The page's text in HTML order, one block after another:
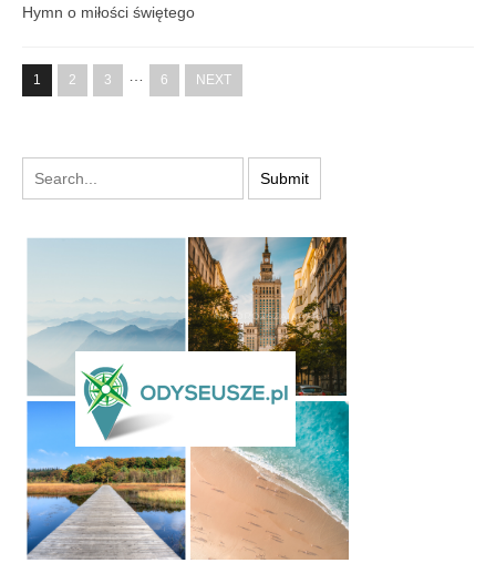
Hymn o miłości świętego
1 2 3 … 6 NEXT